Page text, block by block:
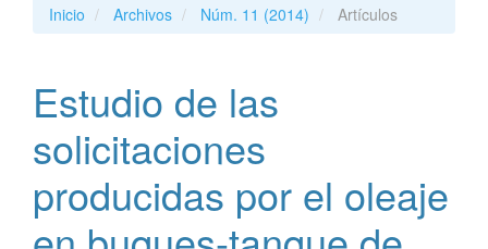
Inicio Archivos Núm. 11 (2014) Artículos
Estudio de las
solicitaciones
producidas por el oleaje